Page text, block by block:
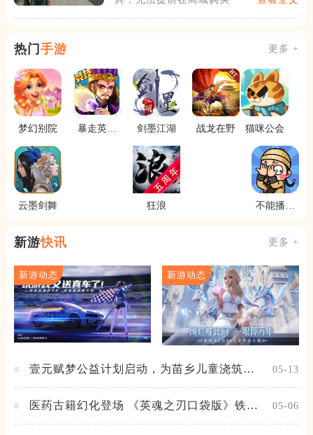
热门手游 更多 +
梦幻别院
暴走英雄
剑墨江湖 战龙在野 猫咪公会
云墨剑舞 狂浪
不能播的
新游快讯 更多 +
新游动态 新游动态
壹元赋梦公益计划启动，为苗乡儿童浇筑梦
05-13
医药古籍幻化登场 《英魂之刃口袋版》铁扇
05-06